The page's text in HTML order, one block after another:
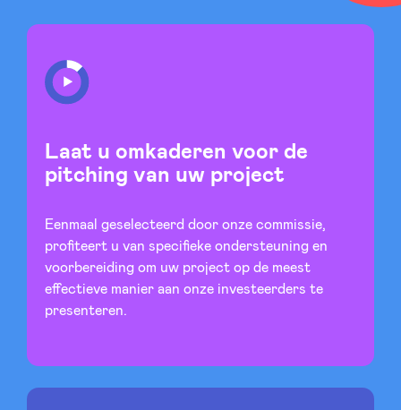
Nieuws
Voordelen
BeAngels Luxemburg
NXT Brussels - Investeerders groep
Pooling Services
Laat u omkaderen voor de
pitching van uw project
Eenmaal geselecteerd door onze commissie,
profiteert u van specifieke ondersteuning en
voorbereiding om uw project op de meest
effectieve manier aan onze investeerders te
presenteren.